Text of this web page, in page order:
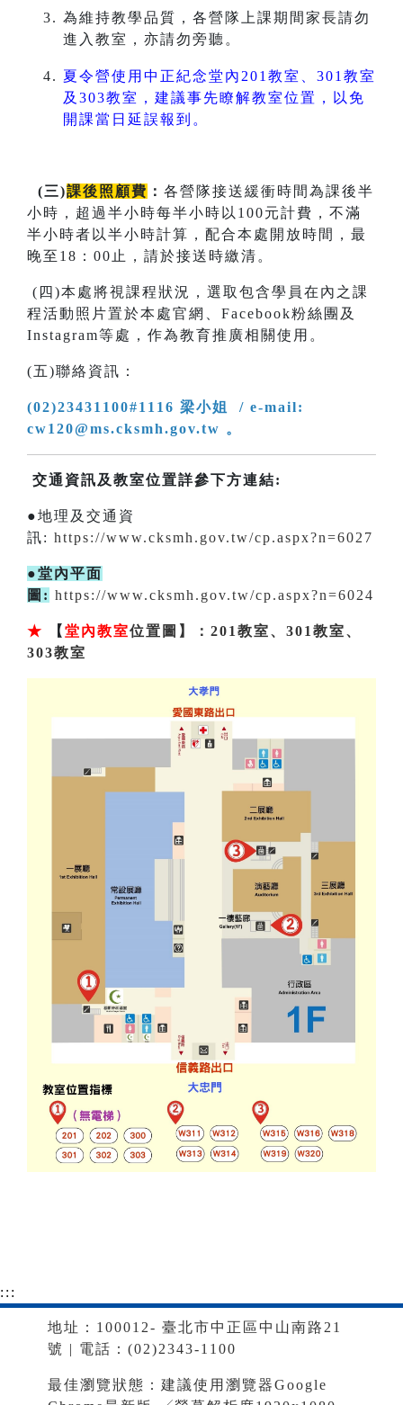
為維持教學品質，各營隊上課期間家長請勿
進入教室，亦請勿旁聽。
夏令營使用中正紀念堂內201教室、301教室
及303教室，建議事先瞭解教室位置，以免
開課當日延誤報到。
(三)課後照顧費 ： 各營隊接送緩衝時間為課後半
小時，超過半小時每半小時以100元計費，不滿
半小時者以半小時計算，配合本處開放時間，最
晚至18：00止，請於接送時繳清。
(四)本處將視課程狀況，選取包含學員在內之課
程活動照片置於本處官網、Facebook粉絲團及
Instagram等處，作為教育推廣相關使用。
(五)聯絡資訊：
(02)23431100#1116 梁小姐 / e-mail:
cw120@ms.cksmh.gov.tw 。
交通資訊及教室位置詳參下方連結:
●地理及交通資
訊: https://www.cksmh.gov.tw/cp.aspx?n=6027
●堂內平面
圖: https://www.cksmh.gov.tw/cp.aspx?n=6024
★ 【 堂內教室位置圖】：201教室、301教室、
303教室
:::
地址：100012- 臺北市中正區中山南路21
號 | 電話：(02)2343-1100
最佳瀏覽狀態：建議使用瀏覽器Google